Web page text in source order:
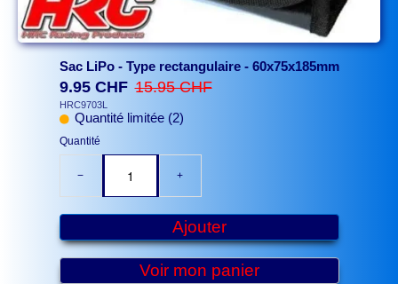
Sac LiPo - Type rectangulaire - 60x75x185mm
9.95 CHF 15.95 CHF
HRC9703L
Quantité limitée (2)
Quantité
− +
Ajouter
Voir mon panier